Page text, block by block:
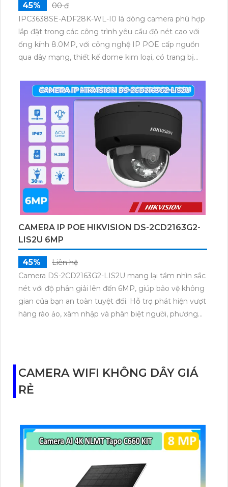
45%
00 ₫
IPC3638SE-ADF28K-WL-I0 là dòng camera phù hợp
lắp đặt trong các công trình yêu cầu độ nét cao với
ống kính 8.0MP, với công nghệ IP POE cấp nguồn
qua dây mạng, thiết kế dome kim loại, có trang bị
ngày có công nghệ chống ngược sáng WDR 120db
CAMERA IP POE HIKVISION DS-2CD2163G2-
LIS2U 6MP
45%
Liên hệ
Camera DS-2CD2163G2-LIS2U mang lại tầm nhìn sắc
nét với độ phân giải lên đến 6MP, giúp bảo vệ không
gian của bạn an toàn tuyệt đối. Hỗ trợ phát hiện vượt
hàng rào ảo, xâm nhập và phân biệt người, phương
CAMERA WIFI KHÔNG DÂY GIÁ
RẺ